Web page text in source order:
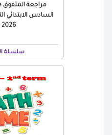
السادس الابتدائي
2026 PDF
سلسلة